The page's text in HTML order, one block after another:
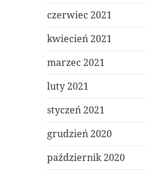
czerwiec 2021
kwiecień 2021
marzec 2021
luty 2021
styczeń 2021
grudzień 2020
październik 2020